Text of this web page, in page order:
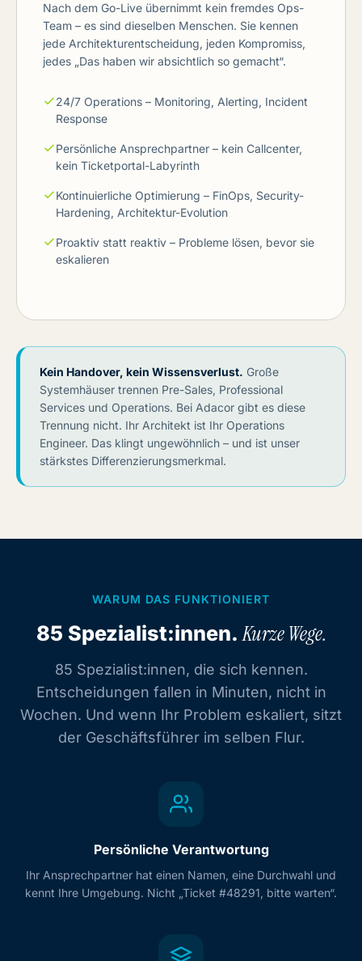
Nach dem Go-Live übernimmt kein fremdes Ops-
Team – es sind dieselben Menschen. Sie kennen
jede Architekturentscheidung, jeden Kompromiss,
jedes „Das haben wir absichtlich so gemacht“.
24/7 Operations – Monitoring, Alerting, Incident
Response
Persönliche Ansprechpartner – kein Callcenter,
kein Ticketportal-Labyrinth
Kontinuierliche Optimierung – FinOps, Security-
Hardening, Architektur-Evolution
Proaktiv statt reaktiv – Probleme lösen, bevor sie
eskalieren
Kein Handover, kein Wissensverlust. Große
Systemhäuser trennen Pre-Sales, Professional
Services und Operations. Bei Adacor gibt es diese
Trennung nicht. Ihr Architekt ist Ihr Operations
Engineer. Das klingt ungewöhnlich – und ist unser
stärkstes Differenzierungsmerkmal.
WARUM DAS FUNKTIONIERT
85 Spezialist:innen. Kurze Wege.
85 Spezialist:innen, die sich kennen.
Entscheidungen fallen in Minuten, nicht in
Wochen. Und wenn Ihr Problem eskaliert, sitzt
der Geschäftsführer im selben Flur.
Persönliche Verantwortung
Ihr Ansprechpartner hat einen Namen, eine Durchwahl und
kennt Ihre Umgebung. Nicht „Ticket #48291, bitte warten“.